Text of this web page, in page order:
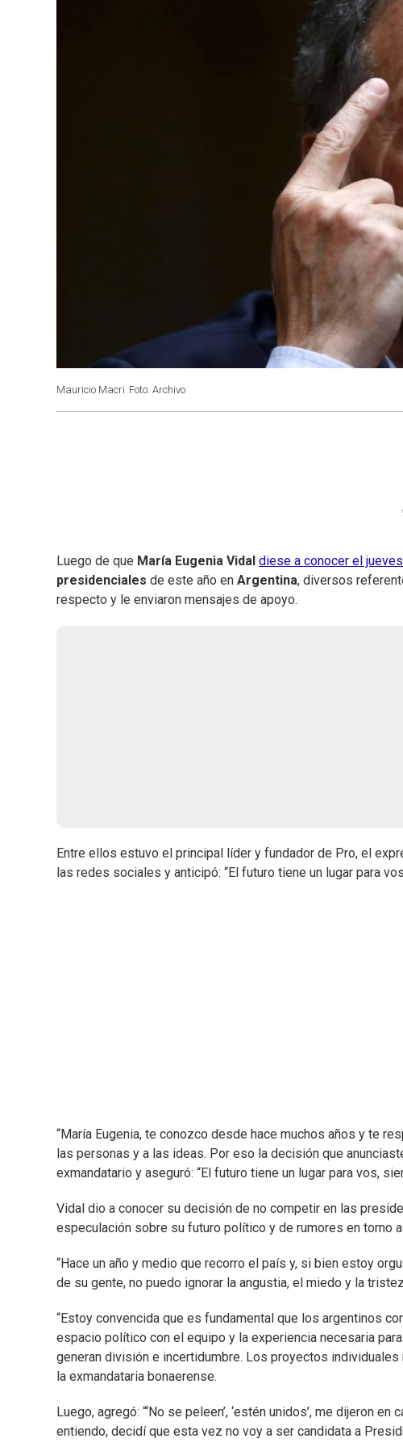
Mauricio Macri Foto: Archivo
Luego de que María Eugenia Vidal diese a conocer el
presidenciales de este año en Argentina, diversos
respecto y le enviaron mensajes de apoyo.
Entre ellos estuvo el principal líder y fundador de Pro, el
las redes sociales y anticipó: “El futuro tiene un lugar para
“María Eugenia, te conozco desde hace muchos años y te
las personas y a las ideas. Por eso la decisión que
exmandatario y aseguró: “El futuro tiene un lugar para vos,
Vidal dio a conocer su decisión de no competir en las
especulación sobre su futuro político y de rumores en torno
“Hace un año y medio que recorro el país y, si bien estoy
de su gente, no puedo ignorar la angustia, el miedo y la
“Estoy convencida que es fundamental que los argentinos
espacio político con el equipo y la experiencia necesaria
generan división e incertidumbre. Los proyectos
la exmandataria bonaerense.
Luego, agregó: “‘No se peleen’, ‘estén unidos’, me dijeron
entiendo, decidí que esta vez no voy a ser candidata a